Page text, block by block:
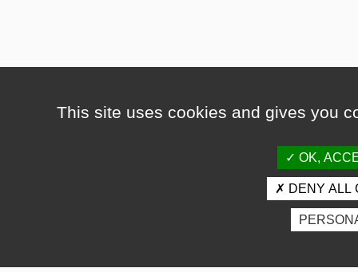
This site uses cookies and gives you
OK,
DENY ALL